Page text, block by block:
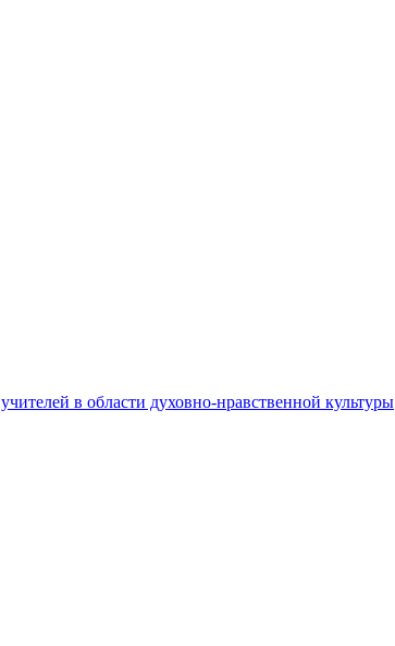
в области духовно-нравственной культуры